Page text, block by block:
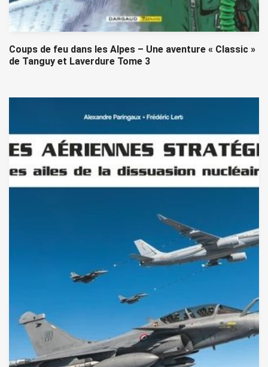
Coups de feu dans les Alpes – Une aventure « Classic »
de Tanguy et Laverdure Tome 3